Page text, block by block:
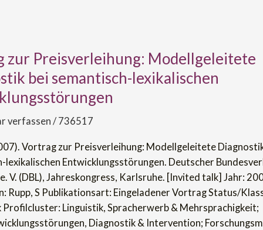
zur Preisverleihung: Modellgeleitete
bei semantisch-lexikalischen
verfassen/ 736517
Vortrag zur Preisverleihung: Modellgeleitete
lexikalischen Entwicklungsstörungen. Deutscher
V. (DBL), Jahreskongress, Karlsruhe. [Invited talk] Jahr:
Rupp, S Publikationsart: Eingeladener Vortrag Status/
Profilcluster: Linguistik, Spracherwerb & Mehrsprachigkeit;
Diagnostik & Intervention;